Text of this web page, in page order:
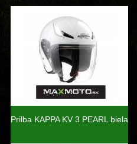
Prilba KAPPA KV 3 PEARL biela